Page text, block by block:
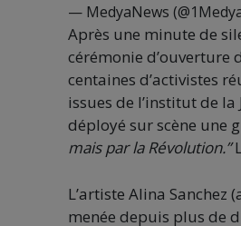
— MedyaNews
Après une minute de
cérémonie d’ouverture
centaines d’activistes
issues de l’institut de
déployé sur scène une
mais par la Révolution.”
L’artiste Alina Sanchez
menée depuis plus de